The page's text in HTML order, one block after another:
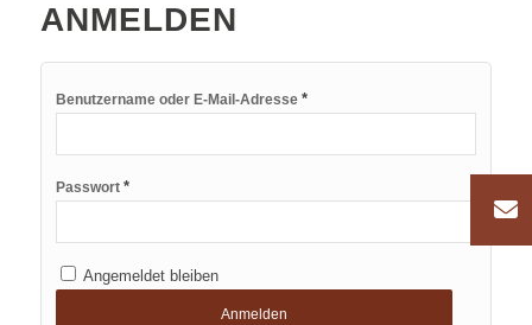
ANMELDEN
Benutzername oder E-Mail-Adresse *
Passwort *
Angemeldet bleiben
Anmelden